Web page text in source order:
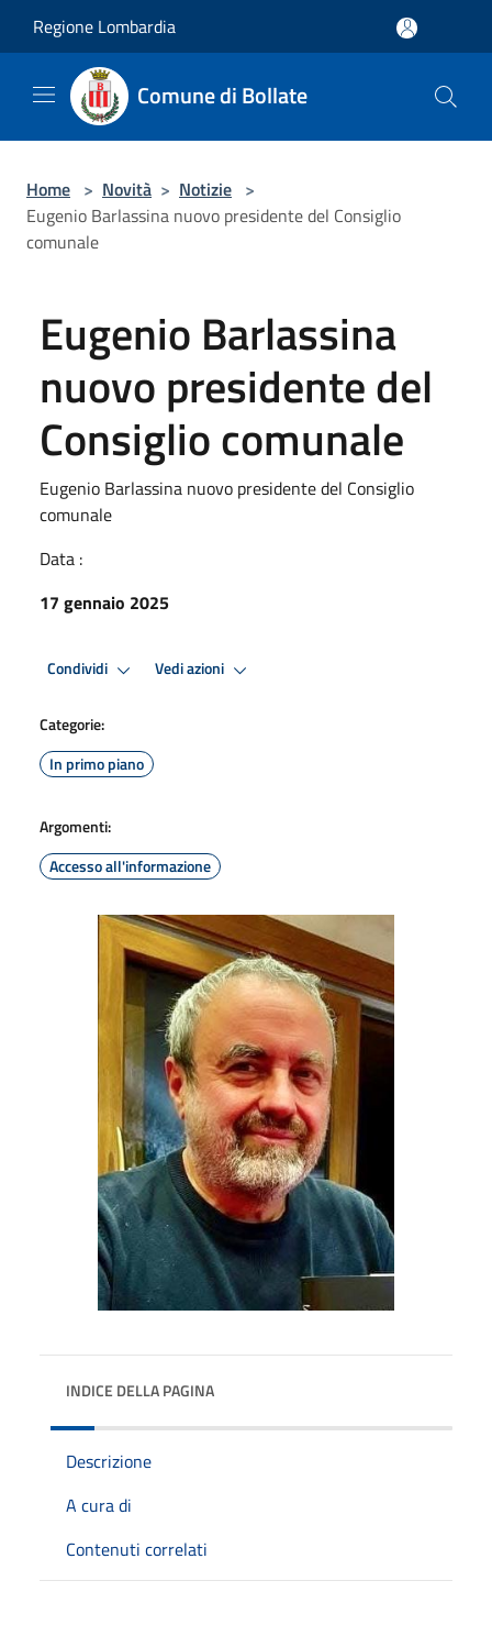
Regione Lombardia
Comune di Bollate
Home > Novità > Notizie >
Eugenio Barlassina nuovo presidente del Consiglio
comunale
Eugenio Barlassina
nuovo presidente del
Consiglio comunale
Eugenio Barlassina nuovo presidente del Consiglio
comunale
Data :
17 gennaio 2025
Condividi Vedi azioni
Categorie:
In primo piano
Argomenti:
Accesso all'informazione
INDICE DELLA PAGINA
Descrizione
A cura di
Contenuti correlati